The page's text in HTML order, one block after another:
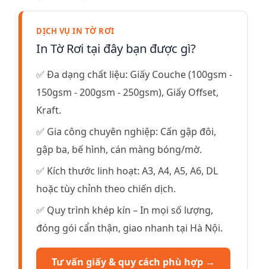
DỊCH VỤ IN TỜ RƠI
In Tờ Rơi tại đây bạn được gì?
✅ Đa dạng chất liệu: Giấy Couche (100gsm -
150gsm - 200gsm - 250gsm), Giấy Offset,
Kraft.
✅ Gia công chuyên nghiệp: Cấn gập đôi,
gập ba, bế hình, cán màng bóng/mờ.
✅ Kích thước linh hoạt: A3, A4, A5, A6, DL
hoặc tùy chỉnh theo chiến dịch.
✅ Quy trình khép kín – In mọi số lượng,
đóng gói cẩn thận, giao nhanh tại Hà Nội.
Tư vấn giấy & quy cách phù hợp →